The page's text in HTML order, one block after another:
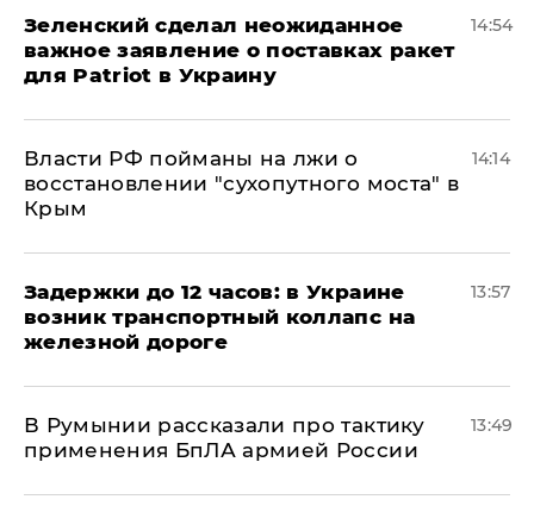
Зеленский сделал неожиданное
важное заявление о поставках ракет
для Patriot в Украину
14:54
Власти РФ пойманы на лжи о
восстановлении "сухопутного моста" в
Крым
14:14
Задержки до 12 часов: в Украине
возник транспортный коллапс на
железной дороге
13:57
В Румынии рассказали про тактику
применения БпЛА армией России
13:49